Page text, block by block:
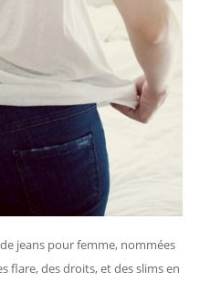
jeans pour femme, nommées
flare, des droits, et des slims en